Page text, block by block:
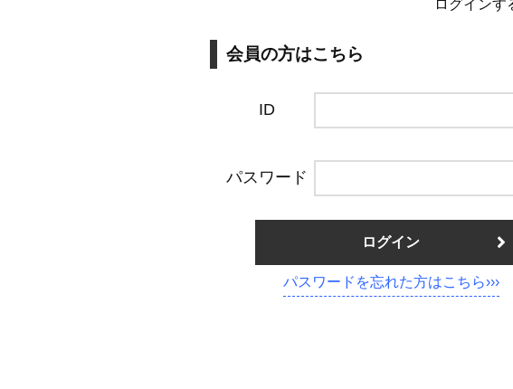
ログインす
会員の方はこちら
ID
パスワード
ログイン
パスワードを忘れた方はこちら›››